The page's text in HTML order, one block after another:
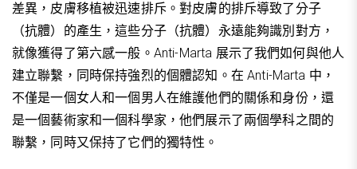
差異，皮膚移植被迅速排斥。對皮膚的排斥導致了分子
（抗體）的產生，這些分子（抗體）永遠能夠識別對方，
就像獲得了第六感一般。Anti-Marta 展示了我們如何與他人
建立聯繫，同時保持強烈的個體認知。在 Anti-Marta 中，
不僅是一個女人和一個男人在維護他們的關係和身份，還
是一個藝術家和一個科學家，他們展示了兩個學科之間的
聯繫，同時又保持了它們的獨特性。